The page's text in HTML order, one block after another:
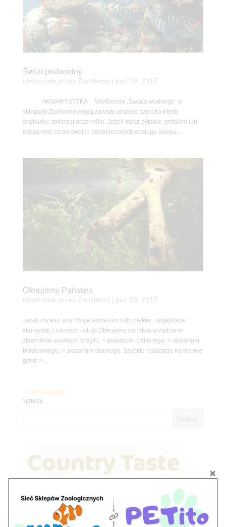
Świat podwodny
utworzone przez ZooNemo paź 29, 2017
AKWARYSTYKA Wielbiciele „Świata wodnego” w
sklepach ZooNemo mogą zawsze znaleźć szeroka ofertę
artykułów, zwierząt oraz roślin. Jeżeli masz pytanie, problem lub
niejasność co do swoich podopiecznych obsługa sklepu...
Oferujemy Państwu
utworzone przez ZooNemo paź 29, 2017
Jeżeli chcesz, aby Twoje akwarium było piękne i wyjątkowe
skorzystaj z naszych usług! Oferujemy państwu urządzanie
zbiorników wodnych w stylu: > akwarium roślinnego, > akwarium
biotopowego, > akwarium skalnego. Szybkie realizacje na terenie
gmin: >...
« Starsze wpisy
Szukaj